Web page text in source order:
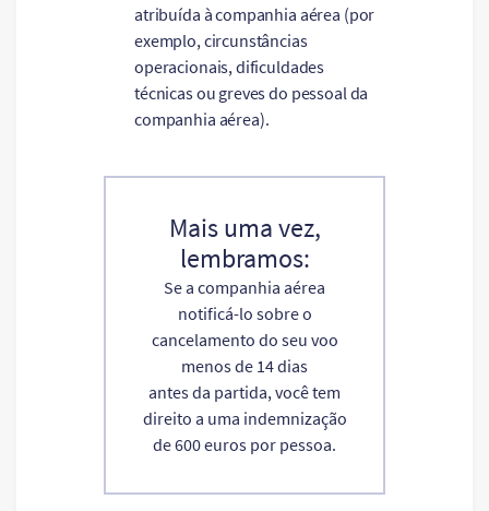
atribuída à companhia aérea (por
exemplo, circunstâncias
operacionais, dificuldades
técnicas ou greves do pessoal da
companhia aérea).
Mais uma vez,
lembramos:
Se a companhia aérea
notificá-lo sobre o
cancelamento do seu voo
menos de 14 dias
antes da partida, você tem
direito a uma indemnização
de 600 euros por pessoa.